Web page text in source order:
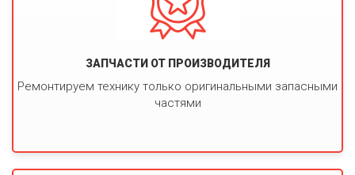
ЗАПЧАСТИ ОТ ПРОИЗВОДИТЕЛЯ
Ремонтируем технику только оригинальными запасными
частями